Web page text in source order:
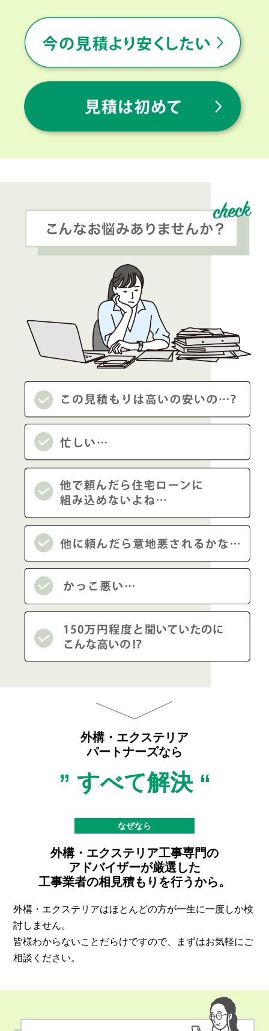
外構・エクステリア
パートナーズなら
” すべて解決 “
なぜなら
外構・エクステリア工事専門の
アドバイザーが厳選した
工事業者の相見積もりを行うから。
外構・エクステリアはほとんどの方が一生に一度しか検
討しません。
皆様わからないことだらけですので、まずはお気軽にご
相談ください。